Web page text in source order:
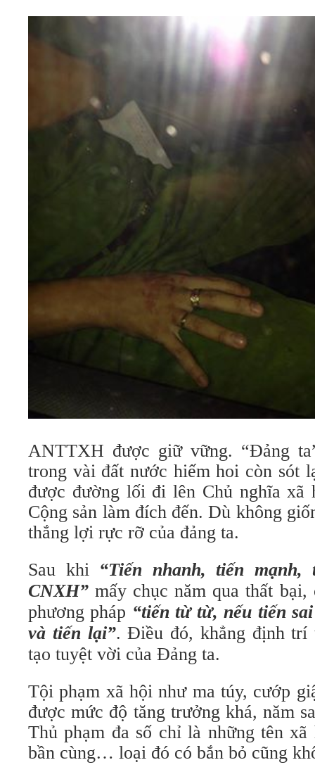
ANTTXH được giữ vững. “Đảng
trong vài đất nước hiếm hoi còn sót
được đường lối đi lên Chủ nghĩa xã
Cộng sản làm đích đến. Dù không
thắng lợi rực rỡ của đảng ta.
Sau khi “Tiến nhanh, tiến
CNXH” mấy chục năm qua thất bại,
phương pháp “tiến từ từ, nếu tiến
và tiến lại”. Điều đó, khẳng định trí
tạo tuyệt vời của Đảng ta.
Tội phạm xã hội như ma túy, cướp
được mức độ tăng trưởng khá, năm
Thủ phạm đa số chỉ là những tên
bần cùng… loại đó có bắn bỏ cũng